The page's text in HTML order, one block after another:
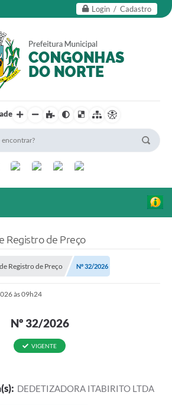
Login / Cadastro
Registro de Preço
Registro de Preço Nº 32/2026
às 09h24
Nº 32/2026
VIGENTE
DEDETIZADORA ITABIRITO LTDA